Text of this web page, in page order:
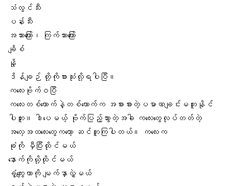
သံလွင်သီး
ပန်းသီး
အသားကြော်၊ ကြက်သားကြော်
ချိစ်
နို့
ဒိန်ချဉ် တို့ကိုစားသုံးလို့ရပါပြီ။
ကလေးဗိုက်ဝပြီ
ကလေးတစ်ယောက်နဲ့တစ်ယောက်က အစားစားတဲ့ပမာဏချင်းမတူနိုင်
ပါဘူး။ ဒါပေမယ့် ဗိုက်ပြည့်သွားတဲ့အခါ ကလေးတွေလုပ်တတ်တဲ့
အလေ့အထလေးတွေကတော့ ဆင်တူကြပါတယ်။ ကလေးက
ခုံကို မှီပြီးထိုင်မယ်
နောက်ကိုယို့ထိုင်မယ်
ခွံ့ကျွေးတာကို မျက်နှာလွှဲမယ်